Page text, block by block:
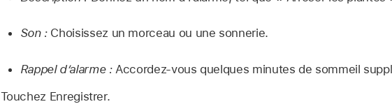
Son :Choisissez un morceau ou une sonnerie.
Rappel d’alarme :Accordez-vous quelques minutes de sommeil
Touchez Enregistrer.